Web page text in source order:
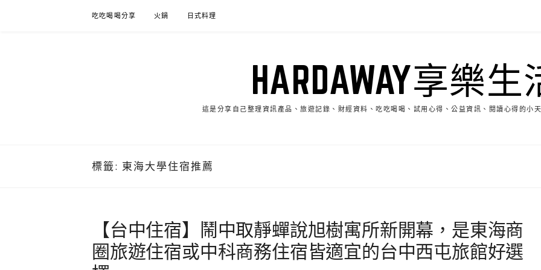
吃吃喝喝分享 火鍋 日式料理
HARDAWAY享樂生
這是分享自己整理資訊產品、旅遊記錄、財經資料、吃吃喝喝、試用心得、公益資訊、閱讀心得的小
標籤: 東海大學住宿推薦
【台中住宿】鬧中取靜蟬說旭樹寓所新開幕，是東海商
圈旅遊住宿或中科商務住宿皆適宜的台中西屯旅館好選